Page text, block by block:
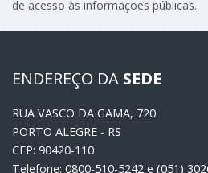
de acesso às informações públicas.
ENDEREÇO DA SEDE
RUA VASCO DA GAMA, 720
PORTO ALEGRE - RS
CEP: 90420-110
Telefone: 0800-510-5242 e (051)